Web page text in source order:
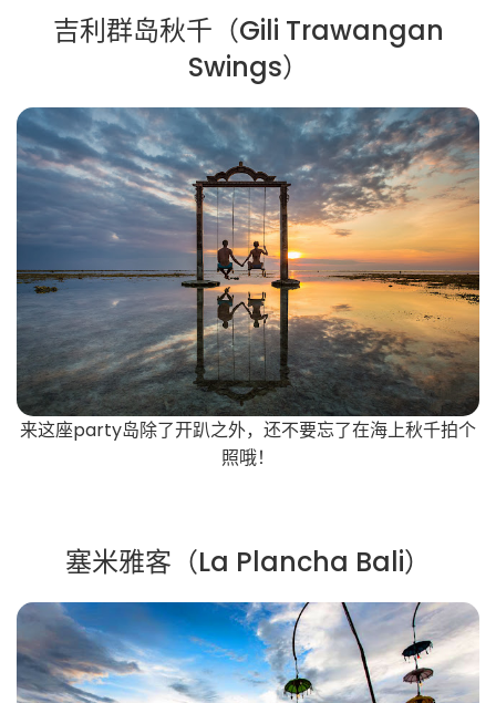
吉利群岛秋千（Gili Trawangan
Swings）
来这座party岛除了开趴之外，还不要忘了在海上秋千拍个
照哦！
塞米雅客（La Plancha Bali）